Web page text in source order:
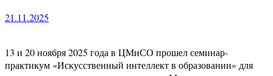
21.11.2025
13 и 20 ноября 2025 года в ЦМиСО прошел семинар-
практикум «Искусственный интеллект в образовании» для